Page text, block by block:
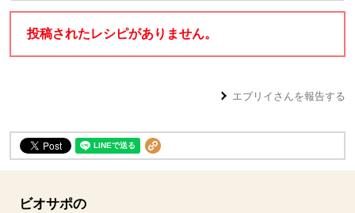
投稿されたレシピがありません。
エブリイ さんを報告する
ビオサポの